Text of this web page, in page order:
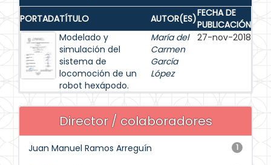
PORTADATÍTULO AUTOR(ES)FECHA DE
PUBLICACIÓN
Modelado y
simulación del
sistema de
locomoción de un
robot hexápodo.
María del
Carmen
García
López
27-nov-2018
Director / colaboradores
1
Juan Manuel Ramos Arreguín